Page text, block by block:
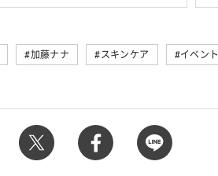
加藤ナナ スキンケア イベント
占い
【12星座別】今月の恋愛運♡ 7月23日～